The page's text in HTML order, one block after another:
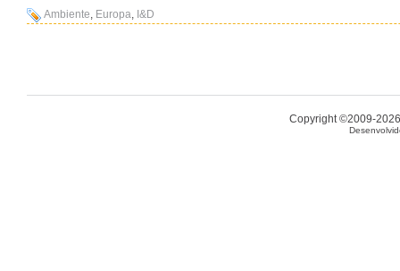
Ambiente, Europa, I&D
Copyright ©2009-